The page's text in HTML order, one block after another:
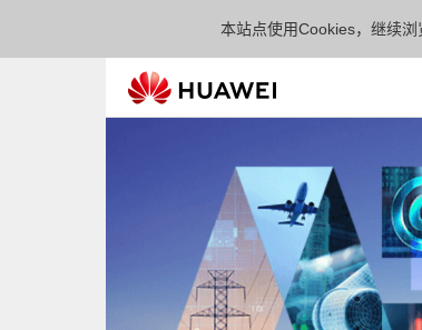
本站点使用Cookies，继续